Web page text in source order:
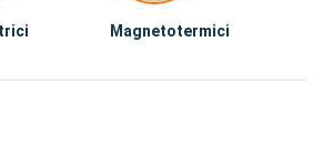
Magnetotermici